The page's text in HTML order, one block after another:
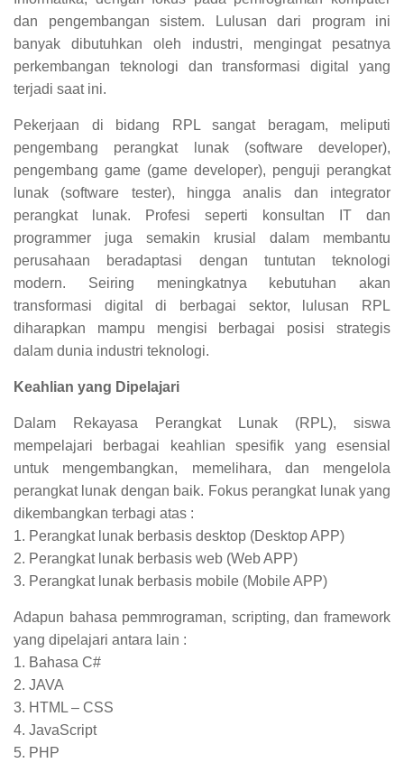
dan pengembangan sistem. Lulusan dari program ini
banyak dibutuhkan oleh industri, mengingat pesatnya
perkembangan teknologi dan transformasi digital yang
terjadi saat ini.
Pekerjaan di bidang RPL sangat beragam, meliputi
pengembang perangkat lunak (software developer),
pengembang game (game developer), penguji perangkat
lunak (software tester), hingga analis dan integrator
perangkat lunak. Profesi seperti konsultan IT dan
programmer juga semakin krusial dalam membantu
perusahaan beradaptasi dengan tuntutan teknologi
modern. Seiring meningkatnya kebutuhan akan
transformasi digital di berbagai sektor, lulusan RPL
diharapkan mampu mengisi berbagai posisi strategis
dalam dunia industri teknologi.
Keahlian yang Dipelajari
Dalam Rekayasa Perangkat Lunak (RPL), siswa
mempelajari berbagai keahlian spesifik yang esensial
untuk mengembangkan, memelihara, dan mengelola
perangkat lunak dengan baik. Fokus perangkat lunak yang
dikembangkan terbagi atas :
1. Perangkat lunak berbasis desktop (Desktop APP)
2. Perangkat lunak berbasis web (Web APP)
3. Perangkat lunak berbasis mobile (Mobile APP)
Adapun bahasa pemmrograman, scripting, dan framework
yang dipelajari antara lain :
1. Bahasa C#
2. JAVA
3. HTML – CSS
4. JavaScript
5. PHP